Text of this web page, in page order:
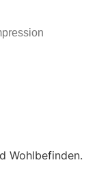
Wohlbefinden.